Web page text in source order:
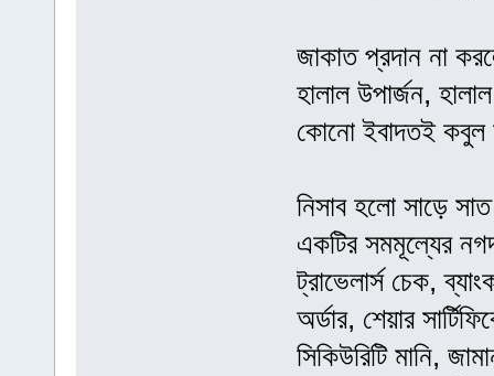
জাকাত প্রদান না
হালাল উপার্জন,
কোনো ইবাদতই কবুল
নিসাব হলো সাড়ে
একটির সমমূল্যের
ট্রাভেলার্স চেক,
অর্ডার, শেয়ার
সিকিউরিটি মানি,